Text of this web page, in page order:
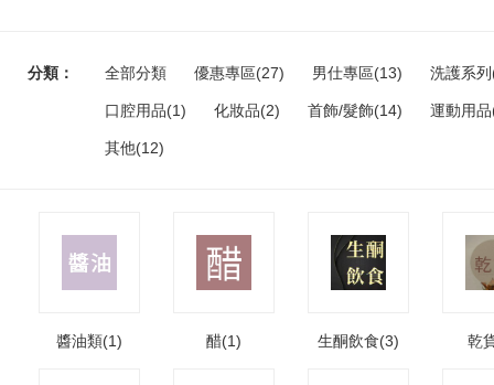
分類： 全部分類 優惠專區(27) 男仕專區(13) 洗護系
口腔用品(1) 化妝品(2) 首飾/髮飾(14) 運動用
其他(12)
醬油類(1) 醋(1) 生酮飲食(3) 乾